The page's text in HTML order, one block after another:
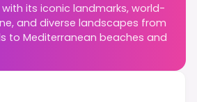
its iconic landmarks, world-
and diverse landscapes from
to Mediterranean beaches and